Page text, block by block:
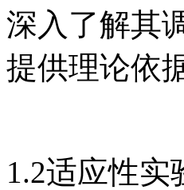
深入了解其
提供理论依
1.2适应性实